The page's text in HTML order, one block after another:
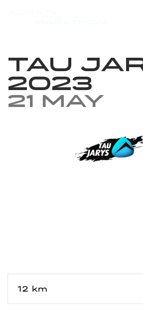
Tau
2023
21 May